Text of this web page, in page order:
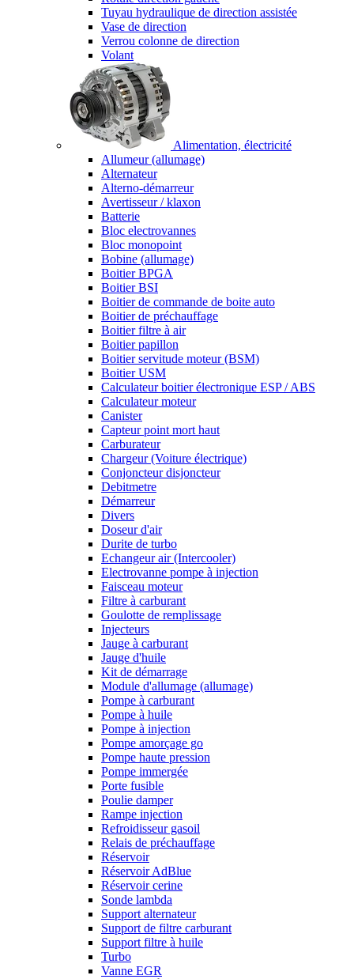
Tuyau hydraulique de direction assistée
Vase de direction
Verrou colonne de direction
Volant
Alimentation, électricité
Allumeur (allumage)
Alternateur
Alterno-démarreur
Avertisseur / klaxon
Batterie
Bloc electrovannes
Bloc monopoint
Bobine (allumage)
Boitier BPGA
Boitier BSI
Boitier de commande de boite auto
Boitier de préchauffage
Boitier filtre à air
Boitier papillon
Boitier servitude moteur (BSM)
Boitier USM
Calculateur boitier électronique ESP / ABS
Calculateur moteur
Canister
Capteur point mort haut
Carburateur
Chargeur (Voiture électrique)
Conjoncteur disjoncteur
Debitmetre
Démarreur
Divers
Doseur d'air
Durite de turbo
Echangeur air (Intercooler)
Electrovanne pompe à injection
Faisceau moteur
Filtre à carburant
Goulotte de remplissage
Injecteurs
Jauge à carburant
Jauge d'huile
Kit de démarrage
Module d'allumage (allumage)
Pompe à carburant
Pompe à huile
Pompe à injection
Pompe amorçage go
Pompe haute pression
Pompe immergée
Porte fusible
Poulie damper
Rampe injection
Refroidisseur gasoil
Relais de préchauffage
Réservoir
Réservoir AdBlue
Réservoir cerine
Sonde lambda
Support alternateur
Support de filtre carburant
Support filtre à huile
Turbo
Vanne EGR